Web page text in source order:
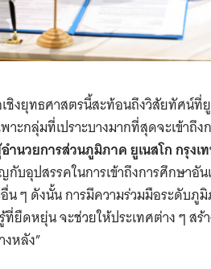
ชิงยุทธศาสตรนี้สะท้อนถึงวิสัยทัศน์ที่
าะกลุ่มที่เปราะบางมากที่สุดจะเข้า
นวยการส่วนภูมิภาค ยูเนสโก กรุงเ
บอุปสรรคในการเข้าถึงการศึกษาอั
ๆ ดังนั้น การมีความร่วมมือระดับภูมิ
ที่ยืดหยุ่น จะช่วยให้ประเทศต่าง ๆ
งหลัง”